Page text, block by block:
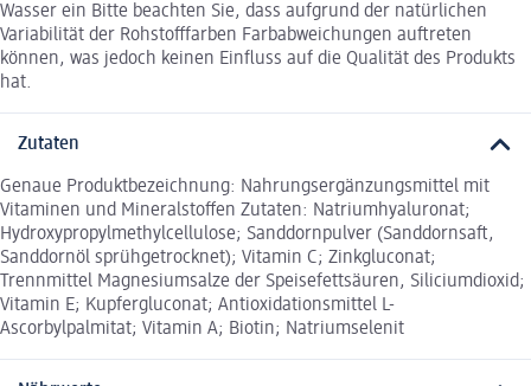
Wasser ein Bitte beachten Sie, dass aufgrund der natürlichen
Variabilität der Rohstofffarben Farbabweichungen auftreten
können, was jedoch keinen Einfluss auf die Qualität des Produkts
hat.
Zutaten
Genaue Produktbezeichnung: Nahrungsergänzungsmittel mit
Vitaminen und Mineralstoffen Zutaten: Natriumhyaluronat;
Hydroxypropylmethylcellulose; Sanddornpulver (Sanddornsaft,
Sanddornöl sprühgetrocknet); Vitamin C; Zinkgluconat;
Trennmittel Magnesiumsalze der Speisefettsäuren, Siliciumdioxid;
Vitamin E; Kupfergluconat; Antioxidationsmittel L-
Ascorbylpalmitat; Vitamin A; Biotin; Natriumselenit